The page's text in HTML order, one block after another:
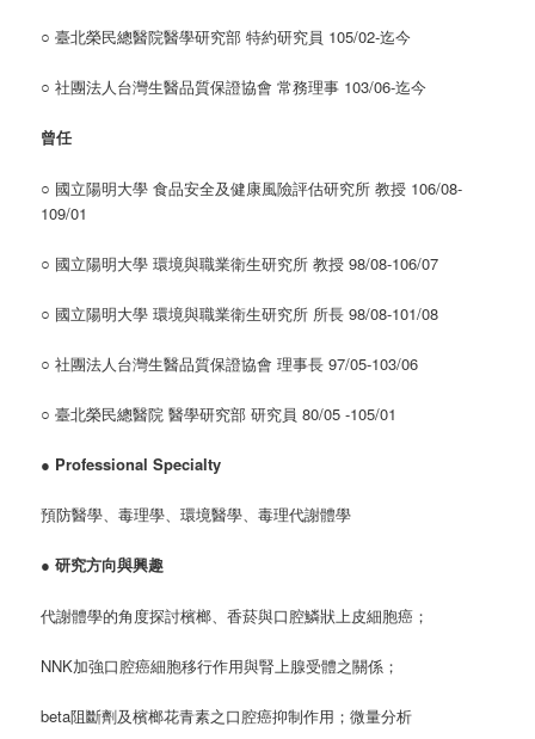
○ 臺北榮民總醫院醫學研究部 特約研究員 105/02-迄今
○ 社團法人台灣生醫品質保證協會 常務理事 103/06-迄今
曾任
○ 國立陽明大學 食品安全及健康風險評估研究所 教授 106/08-
109/01
○ 國立陽明大學 環境與職業衛生研究所 教授 98/08-106/07
○ 國立陽明大學 環境與職業衛生研究所 所長 98/08-101/08
○ 社團法人台灣生醫品質保證協會 理事長 97/05-103/06
○ 臺北榮民總醫院 醫學研究部 研究員 80/05 -105/01
● Professional Specialty
預防醫學、毒理學、環境醫學、毒理代謝體學
●研究方向與興趣
代謝體學的角度探討檳榔、香菸與口腔鱗狀上皮細胞癌；
NNK加強口腔癌細胞移行作用與腎上腺受體之關係；
beta阻斷劑及檳榔花青素之口腔癌抑制作用；微量分析